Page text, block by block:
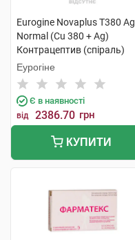
Eurogine Novaplus T380 Ag
Normal (Cu 380 + Ag)
Контрацептив (спіраль)
внутрішньоматковий 1 шт
Еурогіне
Є в наявності
від 2386.70 грн
КУПИТИ